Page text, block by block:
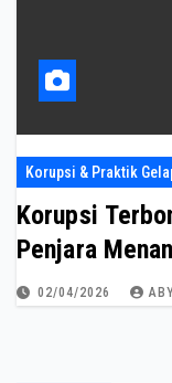
Korupsi & Praktik
Korupsi
Penjara
02/04/2026